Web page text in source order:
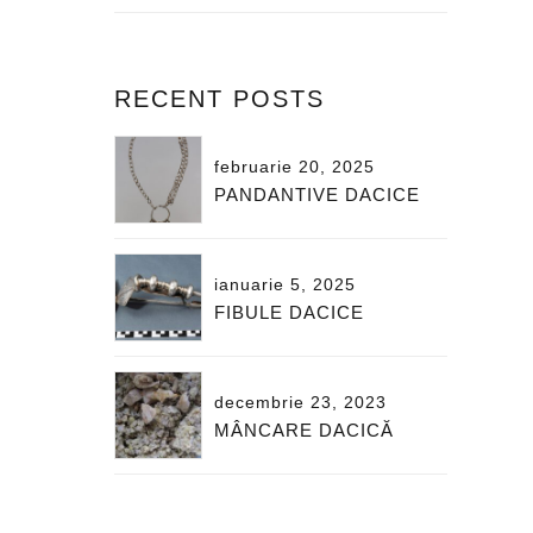
RECENT POSTS
februarie 20, 2025
PANDANTIVE DACICE
ianuarie 5, 2025
FIBULE DACICE
decembrie 23, 2023
MÂNCARE DACICĂ